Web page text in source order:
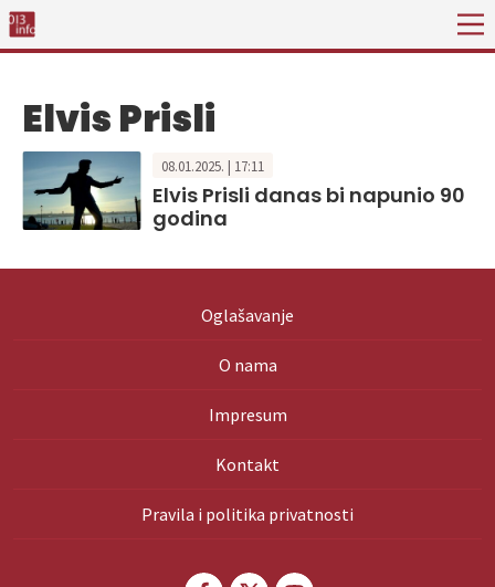
Elvis Prisli
08.01.2025. | 17:11
Elvis Prisli danas bi napunio 90
godina
Oglašavanje
O nama
Impresum
Kontakt
Pravila i politika privatnosti